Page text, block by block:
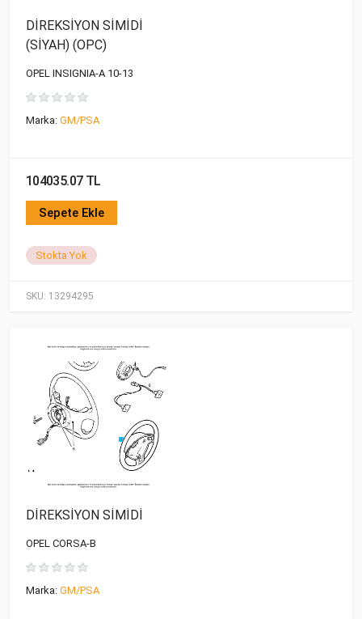
SKU: 13294295
DİREKSİYON SİMİDİ
(SİYAH) (OPC)
OPEL INSIGNIA-A 10-13
Marka: GM/PSA
104035.07 TL
Sepete Ekle
Stokta Yok
DİREKSİYON SİMİDİ
OPEL CORSA-B
Marka: GM/PSA